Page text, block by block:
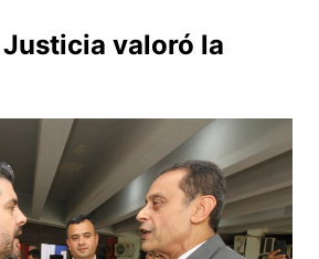
valoró la